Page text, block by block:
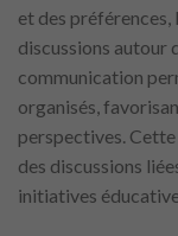
et des
discussions autour
communication
organisés,
perspectives.
des discussions
initiatives